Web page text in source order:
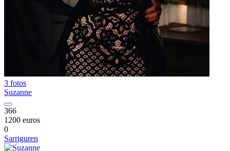
3 fotos
Suzanne
366
1200 euros
0
Sarriguren